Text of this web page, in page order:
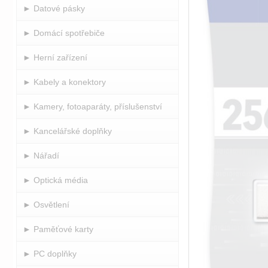
► Datové pásky
► Domácí spotřebiče
► Herní zařízení
► Kabely a konektory
► Kamery, fotoaparáty, příslušenství
► Kancelářské doplňky
► Nářadí
► Optická média
► Osvětlení
► Paměťové karty
► PC doplňky